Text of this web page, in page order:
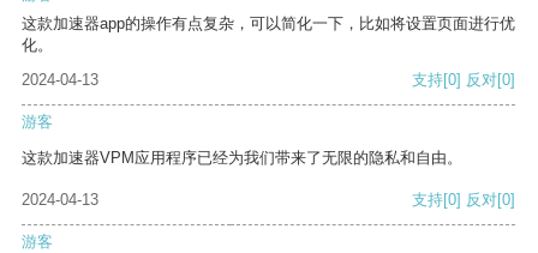
这款加速器app的操作有点复杂，可以简化一下，比如将设置页面进行优
化。
2024-04-13
支持[0] 反对[0]
游客
这款加速器VPM应用程序已经为我们带来了无限的隐私和自由。
2024-04-13 支持[0] 反对[0]
游客